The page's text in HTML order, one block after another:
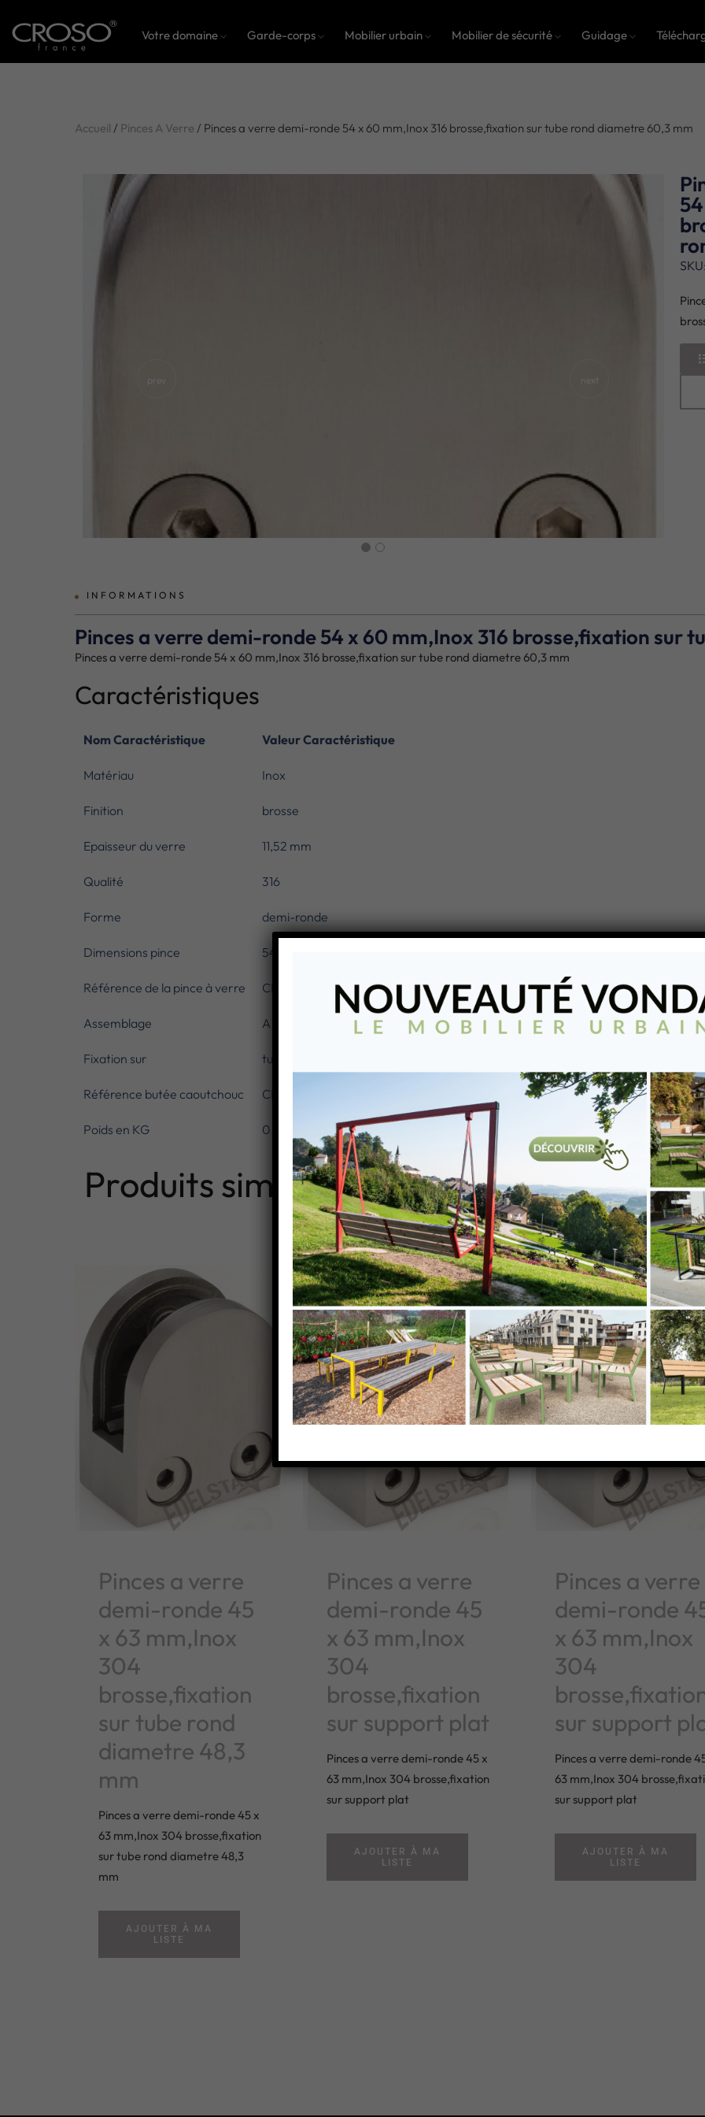
Votre domaine Garde-corps Mobilier urbain Mobilier de sécurité Guidage
Accueil / Pinces A Verre / Pinces a verre demi-ronde 54 x 60 mm,Inox 316 brosse,fixation sur tube rond diametre 60,3 mm
prev next
INFORMATIONS
Pinces a verre demi-ronde 54 x 60 mm,Inox 316 brosse,fixation sur
Pinces a verre demi-ronde 54 x 60 mm,Inox 316 brosse,fixation sur tube rond diametre 60,3 mm
Caractéristiques
Nom Caractéristique Valeur Caractéristique
Matériau Inox
Finition brosse
Epaisseur du verre 11,52 mm
Qualité 316
Forme demi-ronde
Dimensions pince 54 x 60 mm
Référence de la pince à verre CN6160603
Assemblage A visser
Fixation sur tube rond diametre 60,3 mm
Référence butée caoutchouc CN6400720
Poids en KG 0.47
Produits similaires
Pinces a verre
demi-ronde 45
x 63 mm,Inox
304
brosse,fixation
sur tube rond
diametre 48,3
mm
Pinces a verre demi-ronde 45 x
63 mm,Inox 304 brosse,fixation
sur tube rond diametre 48,3
mm
AJOUTER À MA
LISTE
Pinces a verre
demi-ronde 45
x 63 mm,Inox
304
brosse,fixation
sur support plat
Pinces a verre demi-ronde 45 x
63 mm,Inox 304 brosse,fixation
sur support plat
AJOUTER À MA
LISTE
Pinces a verre
demi-ronde
x 63 mm,Inox
304
sur support
Pinces a verre demi-ronde
63 mm,Inox 304
sur support plat
AJOUTER À MA
LISTE